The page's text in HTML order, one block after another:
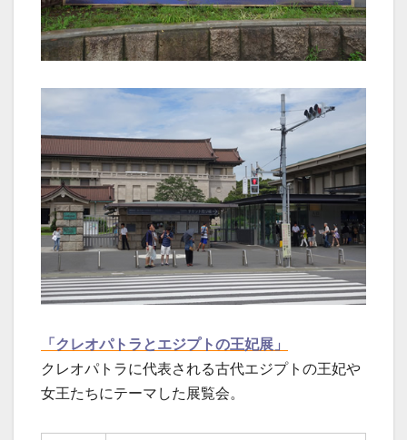
「クレオパトラとエジプトの王妃展」
クレオパトラに代表される古代エジプトの王妃や
女王たちにテーマした展覧会。